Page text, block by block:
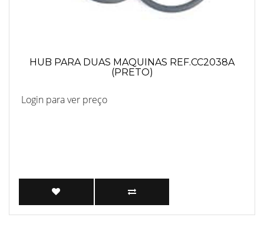
HUB PARA DUAS MAQUINAS REF.CC2038A
(PRETO)
Login para ver preço